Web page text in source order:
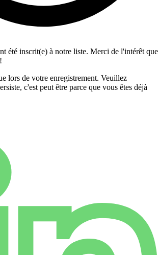
été inscrit(e) à notre liste. Merci de l'intérêt que
lors de votre enregistrement. Veuillez
c'est peut être parce que vous êtes déjà